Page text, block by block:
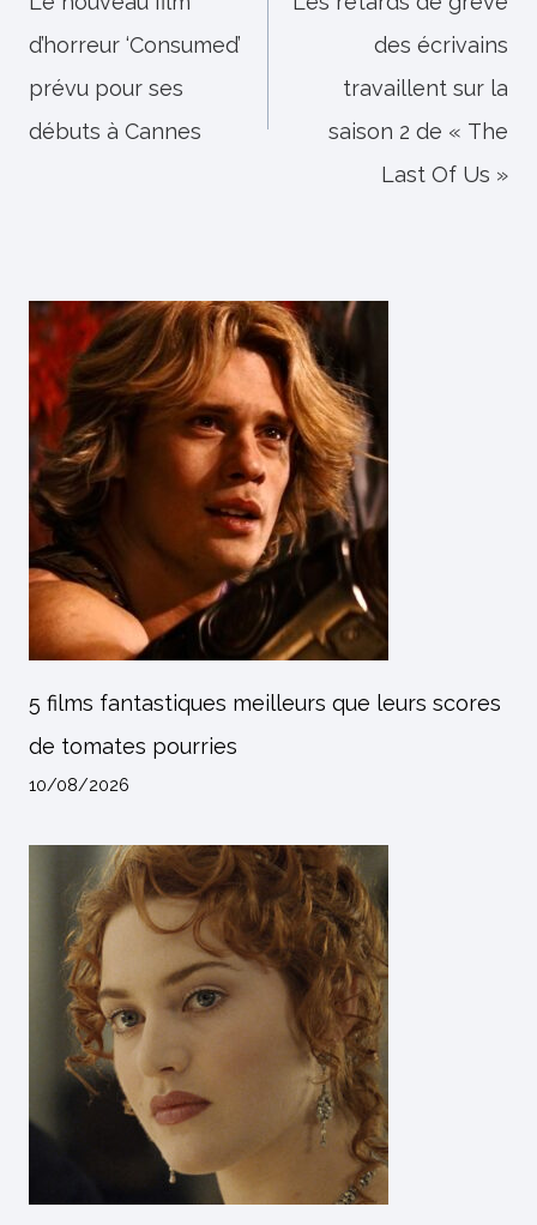
l’article
d’horreur ‘Consumed’
prévu pour ses
débuts à Cannes
des écrivains
travaillent sur la
saison 2 de « The
Last Of Us »
5 films fantastiques meilleurs que leurs scores
de tomates pourries
10/08/2026